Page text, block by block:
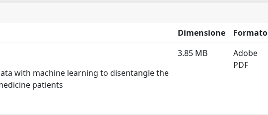
Dimensione
Formato
with machine learning to disentangle the
patients
3.85 MB
Adobe
PDF